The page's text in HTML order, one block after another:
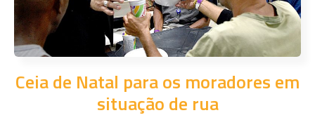
Ceia de Natal para os moradores em
situação de rua